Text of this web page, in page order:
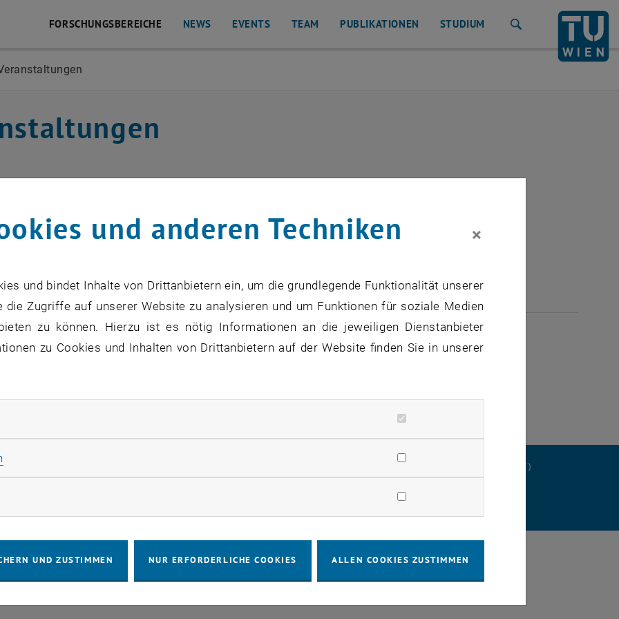
FORSCHUNGSBEREICHE NEWS EVENTS TEAM PUBLIKATIONEN STUDIUM
Veranstaltungen in der aktuellen Ansicht.
DATENSCHUTZERKLÄRUNG (PDF)
und anderen Techniken ×
und bindet Inhalte von Drittanbietern ein, um die grundlegende Funktionalität unserer
Zugriffe auf unserer Website zu analysieren und um Funktionen für soziale Medien
zu können. Hierzu ist es nötig Informationen an die jeweiligen Dienstanbieter
zu Cookies und Inhalten von Drittanbietern auf der Website finden Sie in unserer
Cookies zulassen
UND ZUSTIMMEN NUR ERFORDERLICHE COOKIES ALLEN COOKIES ZUSTIMMEN